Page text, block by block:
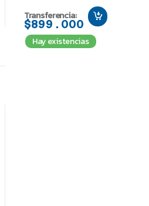
Transferencia:
$899.000
Hay existencias